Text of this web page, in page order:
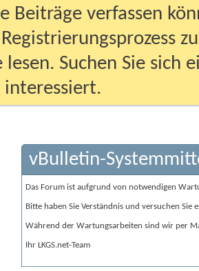
Beiträge verfassen
lesen. Suchen Sie sich
interessiert.
vBulletin-
Das Forum ist aufgrund von notwendigen
Bitte haben Sie Verständnis und versuchen Sie
Während der Wartungsarbeiten sind wir per
Ihr LKGS.net-Team